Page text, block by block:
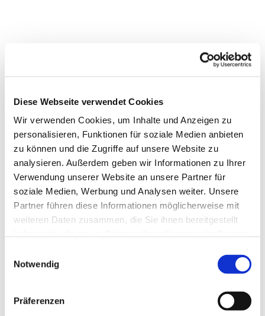
Diese Webseite verwendet Cookies
Wir verwenden Cookies, um Inhalte und Anzeigen zu
personalisieren, Funktionen für soziale Medien anbieten
zu können und die Zugriffe auf unsere Website zu
analysieren. Außerdem geben wir Informationen zu Ihrer
Verwendung unserer Website an unsere Partner für
soziale Medien, Werbung und Analysen weiter. Unsere
Partner führen diese Informationen möglicherweise mit
weiteren Daten zusammen, die Sie ihnen bereitgestellt
Notwendig
Präferenzen
Dies könnte Sie auch
interessieren